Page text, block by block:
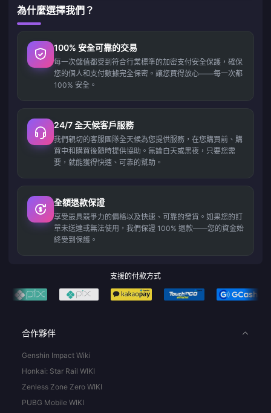
為什麼選擇我們？
100% 安全可靠的交易
每一次儲值都受到符合行業標準的加密支付安全保護，確保
您的個人和支付數據完全保密。讓您買得放心——每一次都
100% 安全。
24/7 全天候客戶服務
我們親切的客服團隊全天候為您提供服務，在您購買前、購
買中和購買後隨時提供協助。無論白天或黑夜，只要您需
要，就能獲得快速、可靠的幫助。
全額退款保證
享受最具競爭力的價格以及快速、可靠的發貨。如果您的訂
單未送達或無法使用，我們保證 100% 退款——您的資金始
終受到保護。
支援的付款方式
合作夥伴
Genshin Impact Wiki
Honkai: Star Rail WIKI
Zenless Zone Zero WIKI
PUBG Mobile WIKI